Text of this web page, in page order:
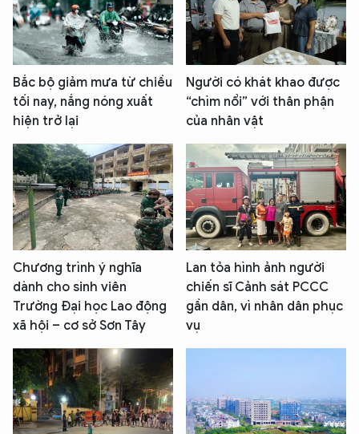
Bắc bộ giảm mưa từ chiều
tối nay, nắng nóng xuất
hiện trở lại
Người có khát khao được
“chìm nổi” với thân phận
của nhân vật
Chương trình ý nghĩa
dành cho sinh viên
Trường Đại học Lao động
xã hội – cơ sở Sơn Tây
Lan tỏa hình ảnh người
chiến sĩ Cảnh sát PCCC
gần dân, vì nhân dân phục
vụ